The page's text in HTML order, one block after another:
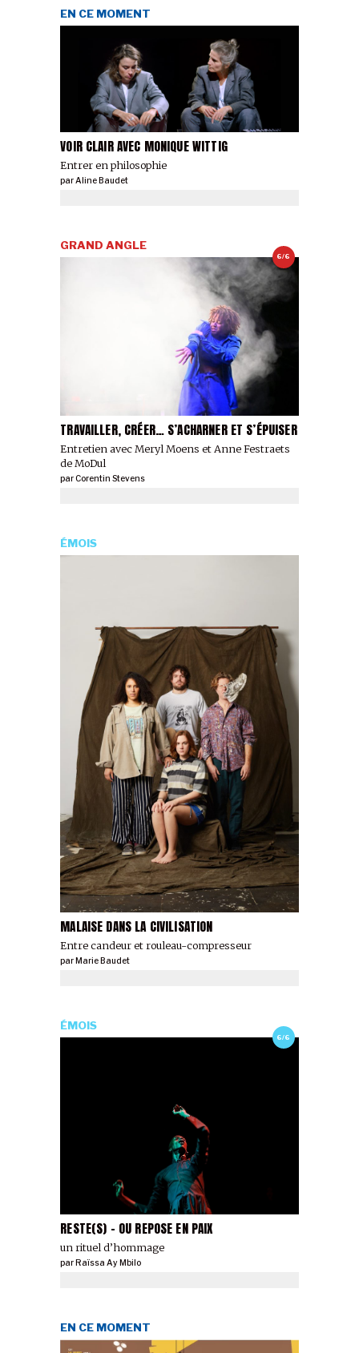
VOIR CLAIR AVEC MONIQUE WITTIG
Entrer en philosophie
EN CE MOMENT
parAline Baudet
6/6
TRAVAILLER, CRÉER… S’ACHARNER ET S’ÉPUISER
Entretien avec Meryl Moens et Anne Festraets
de MoDul
GRAND ANGLE
parCorentin Stevens
MALAISE DANS LA CIVILISATION
Entre candeur et rouleau-compresseur
ÉMOIS
parMarie Baudet
6/6
RESTE(S) - OU REPOSE EN PAIX
un rituel d’hommage
ÉMOIS
parRaïssa Ay Mbilo
EN CE MOMENT